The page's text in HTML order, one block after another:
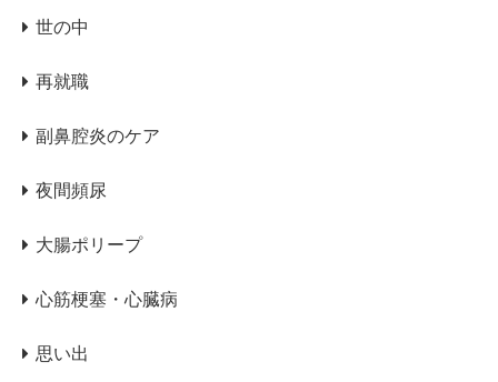
世の中
再就職
副鼻腔炎のケア
夜間頻尿
大腸ポリープ
心筋梗塞・心臓病
思い出